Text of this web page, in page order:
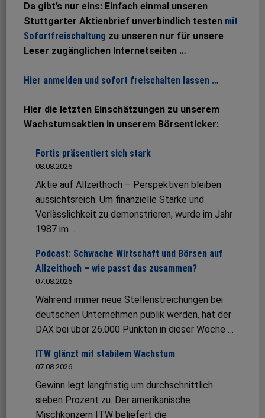
Da gibt’s nur eins: Einfach einmal unseren
Stuttgarter Aktienbrief unverbindlich testen mit
Sofortfreischaltung zu unseren nur für unsere
Leser zugänglichen Internetseiten …
Hier anmelden und sofort freischalten lassen …
Hier die letzten Einschätzungen zu unserem
Wachstumsaktien in unserem Börsenticker:
Fortis präsentiert sich stark
08.08.2026
Aktie auf Allzeithoch – Perspektiven bleiben
aussichtsreich. Um finanzielle Stärke und
Verlässlichkeit zu demonstrieren, wurde im Jahr
1987 im …
Podcast: Schwache Wirtschaft und Börsen auf
Allzeithoch – wie passt das zusammen?
07.08.2026
Während immer neue Stellenstreichungen bei
deutschen Unternehmen publik werden, hat der
DAX bei über 26.000 Punkten in dieser Woche …
ITW glänzt mit stabilem Wachstum
07.08.2026
Gewinn legt langfristig um durchschnittlich
sieben Prozent zu. Der amerikanische
Mischkonzern ITW beliefert die